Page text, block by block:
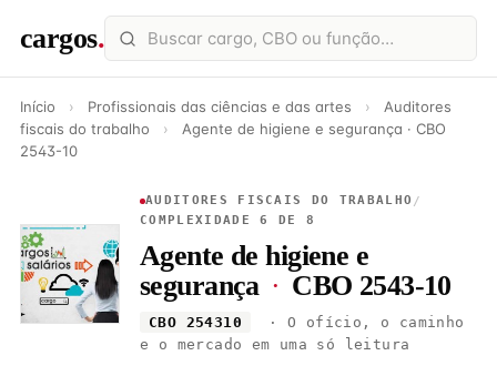
cargos.
Início › Profissionais das ciências e das artes ›
Auditores
fiscais do trabalho
›
Agente de higiene e segurança · CBO
2543-10
AUDITORES FISCAIS DO TRABALHO /
COMPLEXIDADE 6 DE 8
Agente de higiene e
segurança · CBO 2543-10
CBO 254310
· O ofício, o caminho
e o mercado em uma só leitura